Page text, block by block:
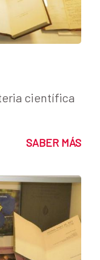
científica
SABER MÁS